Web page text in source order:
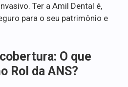
Ter a Amil Dental é,
para o seu patrimônio e
O que
Rol da ANS?